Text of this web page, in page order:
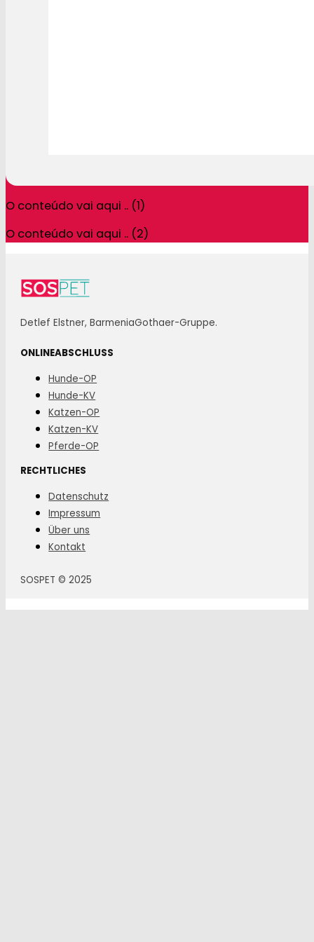
O conteúdo vai aqui .. (1)
O conteúdo vai aqui .. (2)
Detlef Elstner, BarmeniaGothaer-Gruppe.
ONLINEABSCHLUSS
Hunde-OP
Hunde-KV
Katzen-OP
Katzen-KV
Pferde-OP
RECHTLICHES
Datenschutz
Impressum
Über uns
Kontakt
SOSPET © 2025